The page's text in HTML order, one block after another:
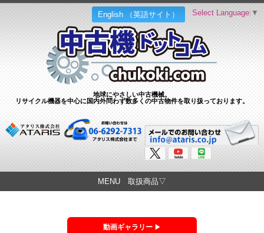
English （英語サイト）
地球にやさしい中古機械。
リサイクル機器を中心に国内外問わず数多くの中古物件を取り扱っております。
Select Language ▼
MENU 取扱商品▽
動画ギャラリー